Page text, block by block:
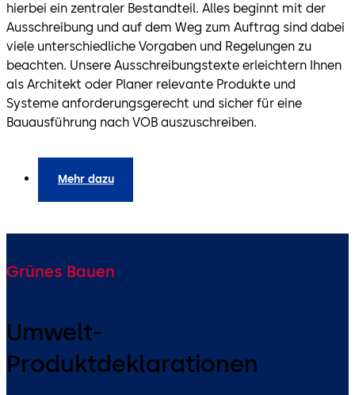
hierbei ein zentraler Bestandteil. Alles beginnt mit der
Ausschreibung und auf dem Weg zum Auftrag sind dabei
viele unterschiedliche Vorgaben und Regelungen zu
beachten. Unsere Ausschreibungstexte erleichtern Ihnen
als Architekt oder Planer relevante Produkte und
Systeme anforderungsgerecht und sicher für eine
Bauausführung nach VOB auszuschreiben.
Mehr dazu
Grünes Bauen
Umwelt-
Produktdeklarationen